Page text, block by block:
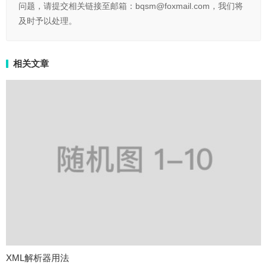
问题，请提交相关链接至邮箱：bqsm@foxmail.com，我们将
及时予以处理。
相关文章
XML解析器用法